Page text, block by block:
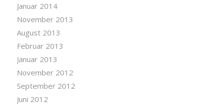
Januar 2014
November 2013
August 2013
Februar 2013
Januar 2013
November 2012
September 2012
Juni 2012